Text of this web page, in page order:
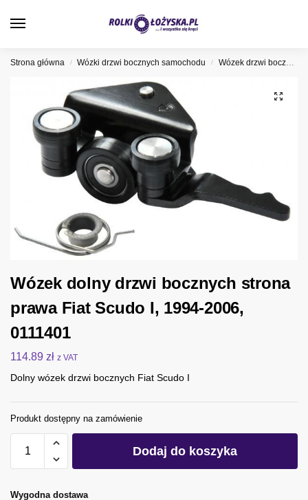
Strona główna / Wózki drzwi bocznych samochodu / Wózek drzwi bocznych Fiat
Wózek dolny drzwi bocznych strona
prawa Fiat Scudo I, 1994-2006,
0111401
114.89 zł z VAT
Dolny wózek drzwi bocznych Fiat Scudo I
Produkt dostępny na zamówienie
Dodaj do koszyka
Wygodna dostawa